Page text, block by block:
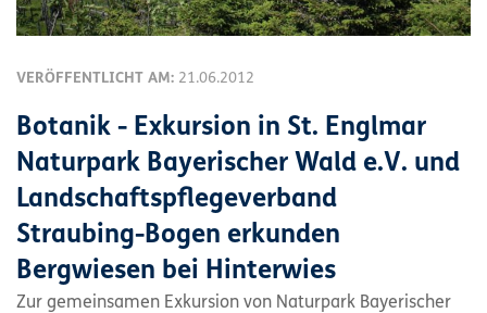
VERÖFFENTLICHT AM: 21.06.2012
Botanik - Exkursion in St. Englmar
Naturpark Bayerischer Wald e.V. und
Landschaftspflegeverband
Straubing-Bogen erkunden
Bergwiesen bei Hinterwies
Zur gemeinsamen Exkursion von Naturpark Bayerischer